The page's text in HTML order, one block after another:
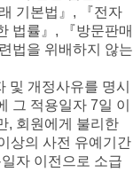
기본법』, 『전자
법률』, 『방문판매
법을 위배하지 않는
및 개정사유를 명시
그 적용일자 7일 이
, 회원에게 불리한
상의 사전 유예기간
자 이전으로 소급